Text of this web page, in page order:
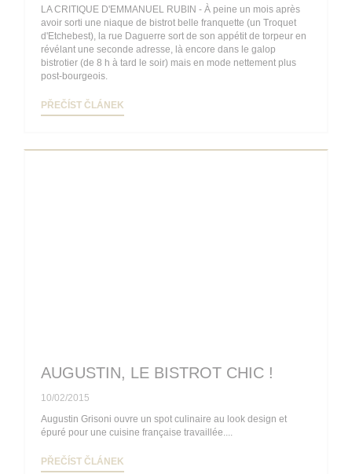
LA CRITIQUE D'EMMANUEL RUBIN - À peine un mois après
avoir sorti une niaque de bistrot belle franquette (un Troquet
d'Etchebest), la rue Daguerre sort de son appétit de torpeur en
révélant une seconde adresse, là encore dans le galop
bistrotier (de 8 h à tard le soir) mais en mode nettement plus
post-bourgeois.
PŘEČÍST ČLÁNEK
AUGUSTIN, LE BISTROT CHIC !
10/02/2015
Augustin Grisoni ouvre un spot culinaire au look design et
épuré pour une cuisine française travaillée....
PŘEČÍST ČLÁNEK